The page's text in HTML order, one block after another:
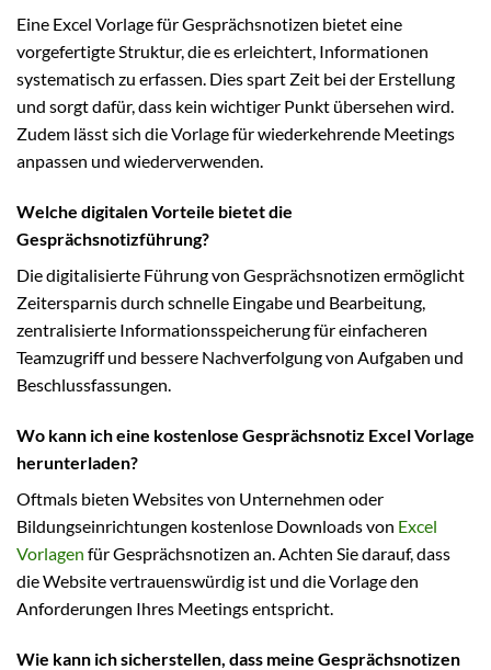
Eine Excel Vorlage für Gesprächsnotizen bietet eine
vorgefertigte Struktur, die es erleichtert, Informationen
systematisch zu erfassen. Dies spart Zeit bei der Erstellung
und sorgt dafür, dass kein wichtiger Punkt übersehen wird.
Zudem lässt sich die Vorlage für wiederkehrende Meetings
anpassen und wiederverwenden.
Welche digitalen Vorteile bietet die
Gesprächsnotizführung?
Die digitalisierte Führung von Gesprächsnotizen ermöglicht
Zeitersparnis durch schnelle Eingabe und Bearbeitung,
zentralisierte Informationsspeicherung für einfacheren
Teamzugriff und bessere Nachverfolgung von Aufgaben und
Beschlussfassungen.
Wo kann ich eine kostenlose Gesprächsnotiz Excel Vorlage
herunterladen?
Oftmals bieten Websites von Unternehmen oder
Bildungseinrichtungen kostenlose Downloads von Excel
Vorlagen für Gesprächsnotizen an. Achten Sie darauf, dass
die Website vertrauenswürdig ist und die Vorlage den
Anforderungen Ihres Meetings entspricht.
Wie kann ich sicherstellen, dass meine Gesprächsnotizen